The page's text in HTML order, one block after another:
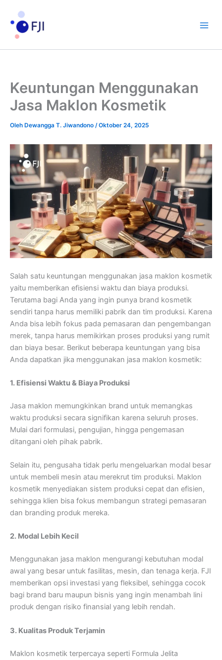
konten
Keuntungan Menggunakan
Jasa Maklon Kosmetik
Oleh Dewangga T. Jiwandono /Oktober 24, 2025
Salah satu keuntungan menggunakan jasa maklon kosmetik
yaitu memberikan efisiensi waktu dan biaya produksi.
Terutama bagi Anda yang ingin punya brand kosmetik
sendiri tanpa harus memiliki pabrik dan tim produksi. Karena
Anda bisa lebih fokus pada pemasaran dan pengembangan
merek, tanpa harus memikirkan proses produksi yang rumit
dan biaya besar. Berikut beberapa keuntungan yang bisa
Anda dapatkan jika menggunakan jasa maklon kosmetik:
1. Efisiensi Waktu & Biaya Produksi
Jasa maklon memungkinkan brand untuk memangkas
waktu produksi secara signifikan karena seluruh proses.
Mulai dari formulasi, pengujian, hingga pengemasan
ditangani oleh pihak pabrik.
Selain itu, pengusaha tidak perlu mengeluarkan modal besar
untuk membeli mesin atau merekrut tim produksi. Maklon
kosmetik menyediakan sistem produksi cepat dan efisien,
sehingga klien bisa fokus membangun strategi pemasaran
dan branding produk mereka.
2. Modal Lebih Kecil
Menggunakan jasa maklon mengurangi kebutuhan modal
awal yang besar untuk fasilitas, mesin, dan tenaga kerja. FJI
memberikan opsi investasi yang fleksibel, sehingga cocok
bagi brand baru maupun bisnis yang ingin menambah lini
produk dengan risiko finansial yang lebih rendah.
3. Kualitas Produk Terjamin
Maklon kosmetik terpercaya seperti Formula Jelita